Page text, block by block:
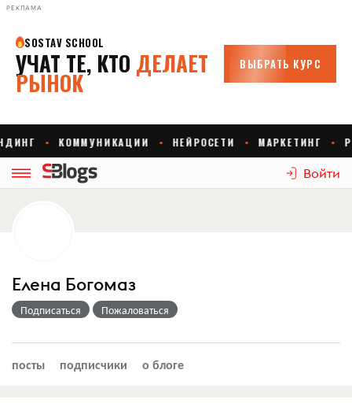
РЕКЛАМА
Войти
Елена Богомаз
Подписаться Пожаловаться
посты подписчики о блоге